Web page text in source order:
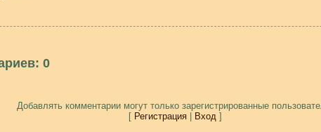
: 0
Добавлять комментарии могут только зарегистрированные
[ Регистрация| Вход]